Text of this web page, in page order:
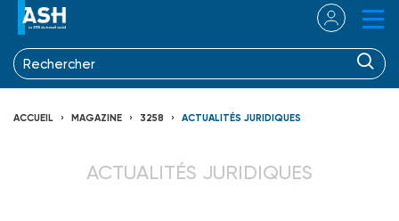
ACCUEIL MAGAZINE 3258 ACTUALITÉS JURIDIQUES
ACTUALITÉS JURIDIQUES